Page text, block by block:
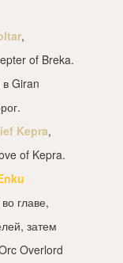
,
of Breka.
Giran
Kepra,
of Kepra.
главе,
затем
Overlord